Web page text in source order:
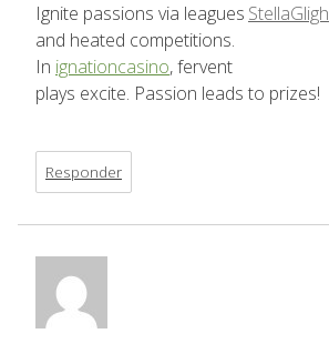
StellaGligh
Ignite passions via leagues
and heated competitions.
In ignationcasino, fervent
plays excite. Passion leads to prizes!
Responder